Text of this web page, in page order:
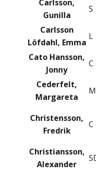
Carlsson,
Gunilla
S
Carlsson
Löfdahl, Emma
L
Cato Hansson,
Jonny
C
Cederfelt,
Margareta
M
Christensson,
Fredrik
C
Christiansson,
Alexander